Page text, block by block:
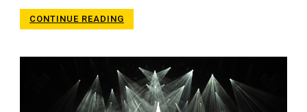
CONTINUE READING